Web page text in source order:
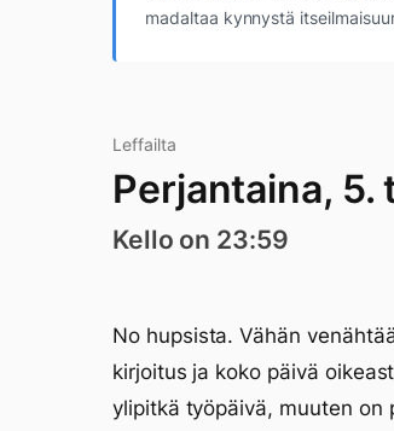
madaltaa kynnystä
Leffailta
Perjantaina,
Kello on 23:59
No hupsista. Vähän
kirjoitus ja koko päivä
ylipitkä työpäivä, muuten on